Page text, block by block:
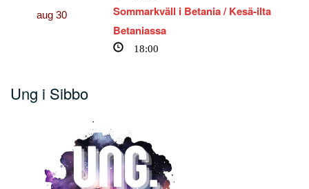
aug 30
Sommarkväll i Betania / Kesä-ilta
Betaniassa
18:00
Ung i Sibbo